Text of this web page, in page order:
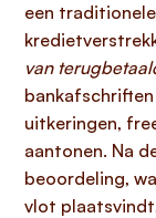
een
van
uitkeringen,
aantonen. Na
beoordeling,
vlot